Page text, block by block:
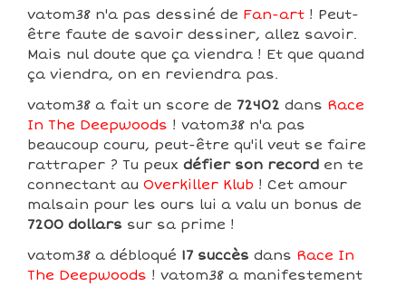
vatom38 n'a pas dessiné de Fan-art ! Peut-
être faute de savoir dessiner, allez savoir.
Mais nul doute que ça viendra ! Et que quand
ça viendra, on en reviendra pas.
vatom38 a fait un score de 72402 dans Race
In The Deepwoods ! vatom38 n'a pas
beaucoup couru, peut-être qu'il veut se faire
rattraper ? Tu peux défier son record en te
connectant au Overkiller Klub ! Cet amour
malsain pour les ours lui a valu un bonus de
7200 dollars sur sa prime !
vatom38 a débloqué 17 succès dans Race In
The Deepwoods ! vatom38 a manifestement